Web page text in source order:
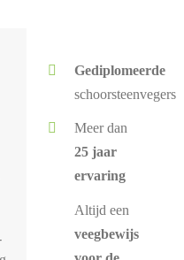
Gediplomeerde
schoorsteenvegers
Meer dan
25 jaar
ervaring
Altijd een
veegbewijs